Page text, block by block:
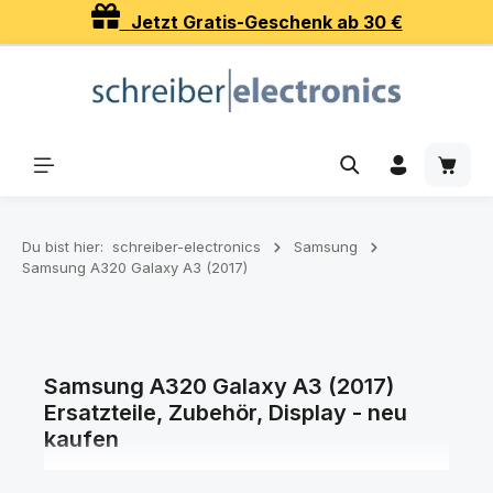
Zum Hauptinhalt springenJetzt Gratis-Geschenk ab 30 €
Du bist hier: schreiber-electronics
Samsung
Samsung A320 Galaxy A3 (2017)
Samsung A320 Galaxy A3 (2017)
Ersatzteile, Zubehör, Display - neu
kaufen